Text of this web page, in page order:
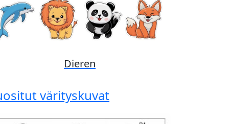
Disney
värityskuvat